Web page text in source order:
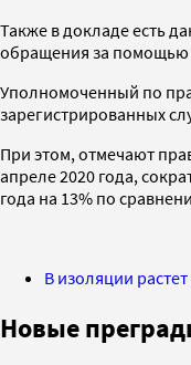
Также в докладе есть
обращения за помощью
Уполномоченный по
зарегистрированных
При этом, отмечают
апреле 2020 года,
года на 13% по
В изоляции
Новые